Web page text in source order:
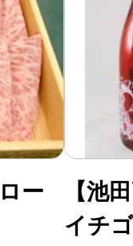
ー
【池
イチ